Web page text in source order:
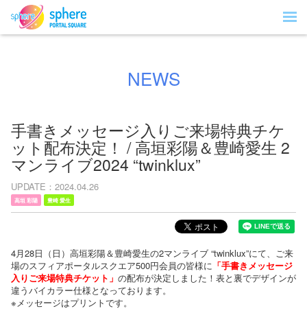
NEWS
手書きメッセージ入りご来場特典チケ
ット配布決定！ / 高垣彩陽＆豊崎愛生 2
マンライブ2024 “twinklux”
UPDATE 2024.04.26
高垣 彩陽 豊崎 愛生
4月28日（日）高垣彩陽＆豊崎愛生の2マンライブ “twinklux”にて、ご来
場のスフィアポータルスクエア500円会員の皆様に 「手書きメッセージ
入りご来場特典チケット」 の配布が決定しました！表と裏でデザインが
違うバイカラー仕様となっております。
※メッセージはプリントです。